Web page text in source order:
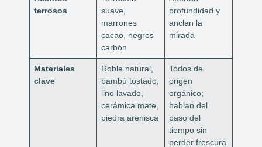
terrosos
suave,
marrones
cacao, negros
carbón
profundidad y
anclan la
mirada
Materiales
clave
Roble natural,
bambú tostado,
lino lavado,
cerámica mate,
piedra arenisca
Todos de
origen
orgánico;
hablan del
paso del
tiempo sin
perder frescura